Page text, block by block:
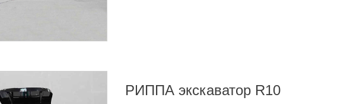
РИППА экскаватор R10